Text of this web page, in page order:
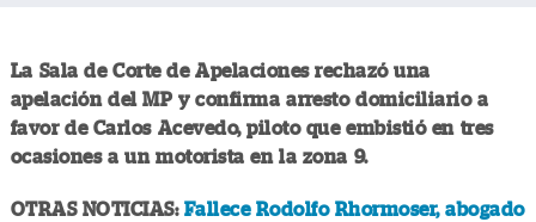
La Sala de Corte de Apelaciones rechazó una
apelación del MP y confirma arresto domiciliario a
favor de Carlos Acevedo, piloto que embistió en tres
ocasiones a un motorista en la zona 9.
OTRAS NOTICIAS: Fallece Rodolfo Rhormoser, abogado